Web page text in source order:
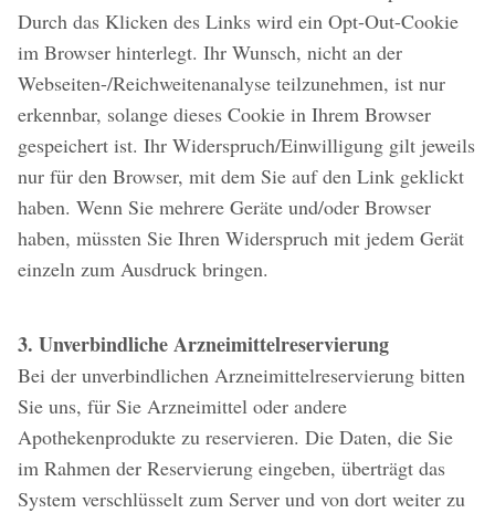
Durch das Klicken des Links wird ein Opt-Out-Cookie
im Browser hinterlegt. Ihr Wunsch, nicht an der
Webseiten-/Reichweitenanalyse teilzunehmen, ist nur
erkennbar, solange dieses Cookie in Ihrem Browser
gespeichert ist. Ihr Widerspruch/Einwilligung gilt jeweils
nur für den Browser, mit dem Sie auf den Link geklickt
haben. Wenn Sie mehrere Geräte und/oder Browser
haben, müssten Sie Ihren Widerspruch mit jedem Gerät
einzeln zum Ausdruck bringen.
3. Unverbindliche Arzneimittelreservierung
Bei der unverbindlichen Arzneimittelreservierung bitten
Sie uns, für Sie Arzneimittel oder andere
Apothekenprodukte zu reservieren. Die Daten, die Sie
im Rahmen der Reservierung eingeben, überträgt das
System verschlüsselt zum Server und von dort weiter zu